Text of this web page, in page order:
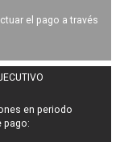
el pago a través
en periodo
pago: